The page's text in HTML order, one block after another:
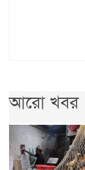
আরো খবর